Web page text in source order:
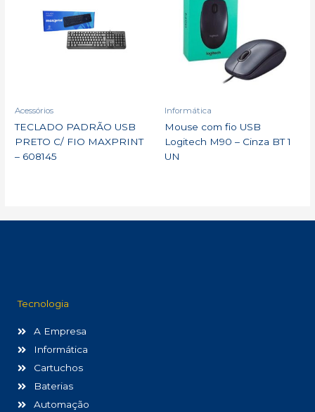
Acessórios
TECLADO PADRÃO USB
PRETO C/ FIO MAXPRINT
– 608145
Informática
Mouse com fio USB
Logitech M90 – Cinza BT 1
UN
Tecnologia
A Empresa
Informática
Cartuchos
Baterias
Automação